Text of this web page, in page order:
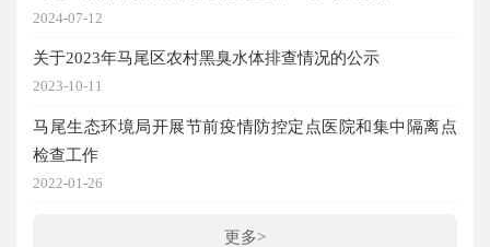
2024-07-12
关于2023年马尾区农村黑臭水体排查情况的公示
2023-10-11
马尾生态环境局开展节前疫情防控定点医院和集中隔离点
检查工作
2022-01-26
更多>